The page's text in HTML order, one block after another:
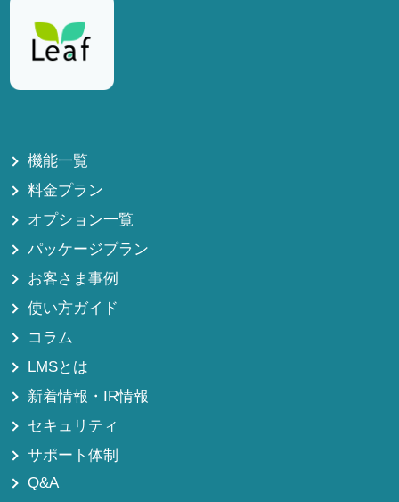
機能一覧
料金プラン
オプション一覧
パッケージプラン
お客さま事例
使い方ガイド
コラム
LMSとは
新着情報・IR情報
セキュリティ
サポート体制
Q&A